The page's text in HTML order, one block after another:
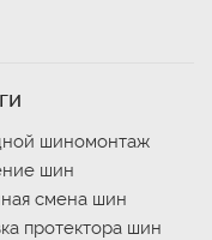
шиномонтаж
шин
смена шин
протектора шин